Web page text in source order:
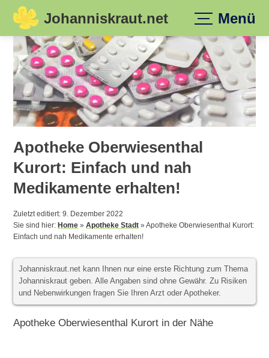
Skip
content
Johanniskraut.net Menü
Apotheke Oberwiesenthal
Kurort: Einfach und nah
Medikamente erhalten!
Zuletzt editiert: 9. Dezember 2022
Sie sind hier:Home »Apotheke Stadt »Apotheke Oberwiesenthal Kurort:
Einfach und nah Medikamente erhalten!
Johanniskraut.net kann Ihnen nur eine erste Richtung zum Thema
Johanniskraut geben. Alle Angaben sind ohne Gewähr. Zu Risiken
und Nebenwirkungen fragen Sie Ihren Arzt oder Apotheker.
Apotheke Oberwiesenthal Kurort in der Nähe